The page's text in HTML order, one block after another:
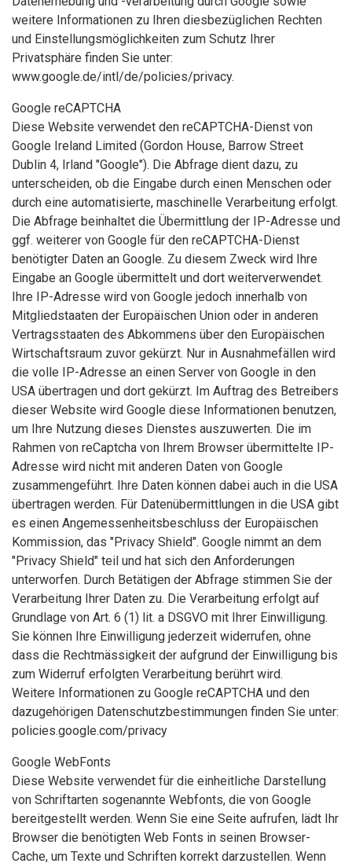
weitere Informationen zu Ihren diesbezüglichen Rechten
und Einstellungsmöglichkeiten zum Schutz Ihrer
Privatsphäre finden Sie unter:
www.google.de/intl/de/policies/privacy.
Google reCAPTCHA
Diese Website verwendet den reCAPTCHA-Dienst von
Google Ireland Limited (Gordon House, Barrow Street
Dublin 4, Irland "Google"). Die Abfrage dient dazu, zu
unterscheiden, ob die Eingabe durch einen Menschen oder
durch eine automatisierte, maschinelle Verarbeitung erfolgt.
Die Abfrage beinhaltet die Übermittlung der IP-Adresse und
ggf. weiterer von Google für den reCAPTCHA-Dienst
benötigter Daten an Google. Zu diesem Zweck wird Ihre
Eingabe an Google übermittelt und dort weiterverwendet.
Ihre IP-Adresse wird von Google jedoch innerhalb von
Mitgliedstaaten der Europäischen Union oder in anderen
Vertragsstaaten des Abkommens über den Europäischen
Wirtschaftsraum zuvor gekürzt. Nur in Ausnahmefällen wird
die volle IP-Adresse an einen Server von Google in den
USA übertragen und dort gekürzt. Im Auftrag des Betreibers
dieser Website wird Google diese Informationen benutzen,
um Ihre Nutzung dieses Dienstes auszuwerten. Die im
Rahmen von reCaptcha von Ihrem Browser übermittelte IP-
Adresse wird nicht mit anderen Daten von Google
zusammengeführt. Ihre Daten können dabei auch in die USA
übertragen werden. Für Datenübermittlungen in die USA gibt
es einen Angemessenheitsbeschluss der Europäischen
Kommission, das "Privacy Shield". Google nimmt an dem
"Privacy Shield" teil und hat sich den Anforderungen
unterworfen. Durch Betätigen der Abfrage stimmen Sie der
Verarbeitung Ihrer Daten zu. Die Verarbeitung erfolgt auf
Grundlage von Art. 6 (1) lit. a DSGVO mit Ihrer Einwilligung.
Sie können Ihre Einwilligung jederzeit widerrufen, ohne
dass die Rechtmässigkeit der aufgrund der Einwilligung bis
zum Widerruf erfolgten Verarbeitung berührt wird.
Weitere Informationen zu Google reCAPTCHA und den
dazugehörigen Datenschutzbestimmungen finden Sie unter:
policies.google.com/privacy
Google WebFonts
Diese Website verwendet für die einheitliche Darstellung
von Schriftarten sogenannte Webfonts, die von Google
bereitgestellt werden. Wenn Sie eine Seite aufrufen, lädt Ihr
Browser die benötigten Web Fonts in seinen Browser-
Cache, um Texte und Schriften korrekt darzustellen. Wenn